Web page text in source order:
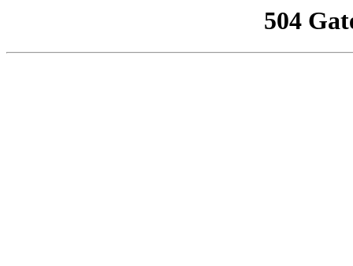
504